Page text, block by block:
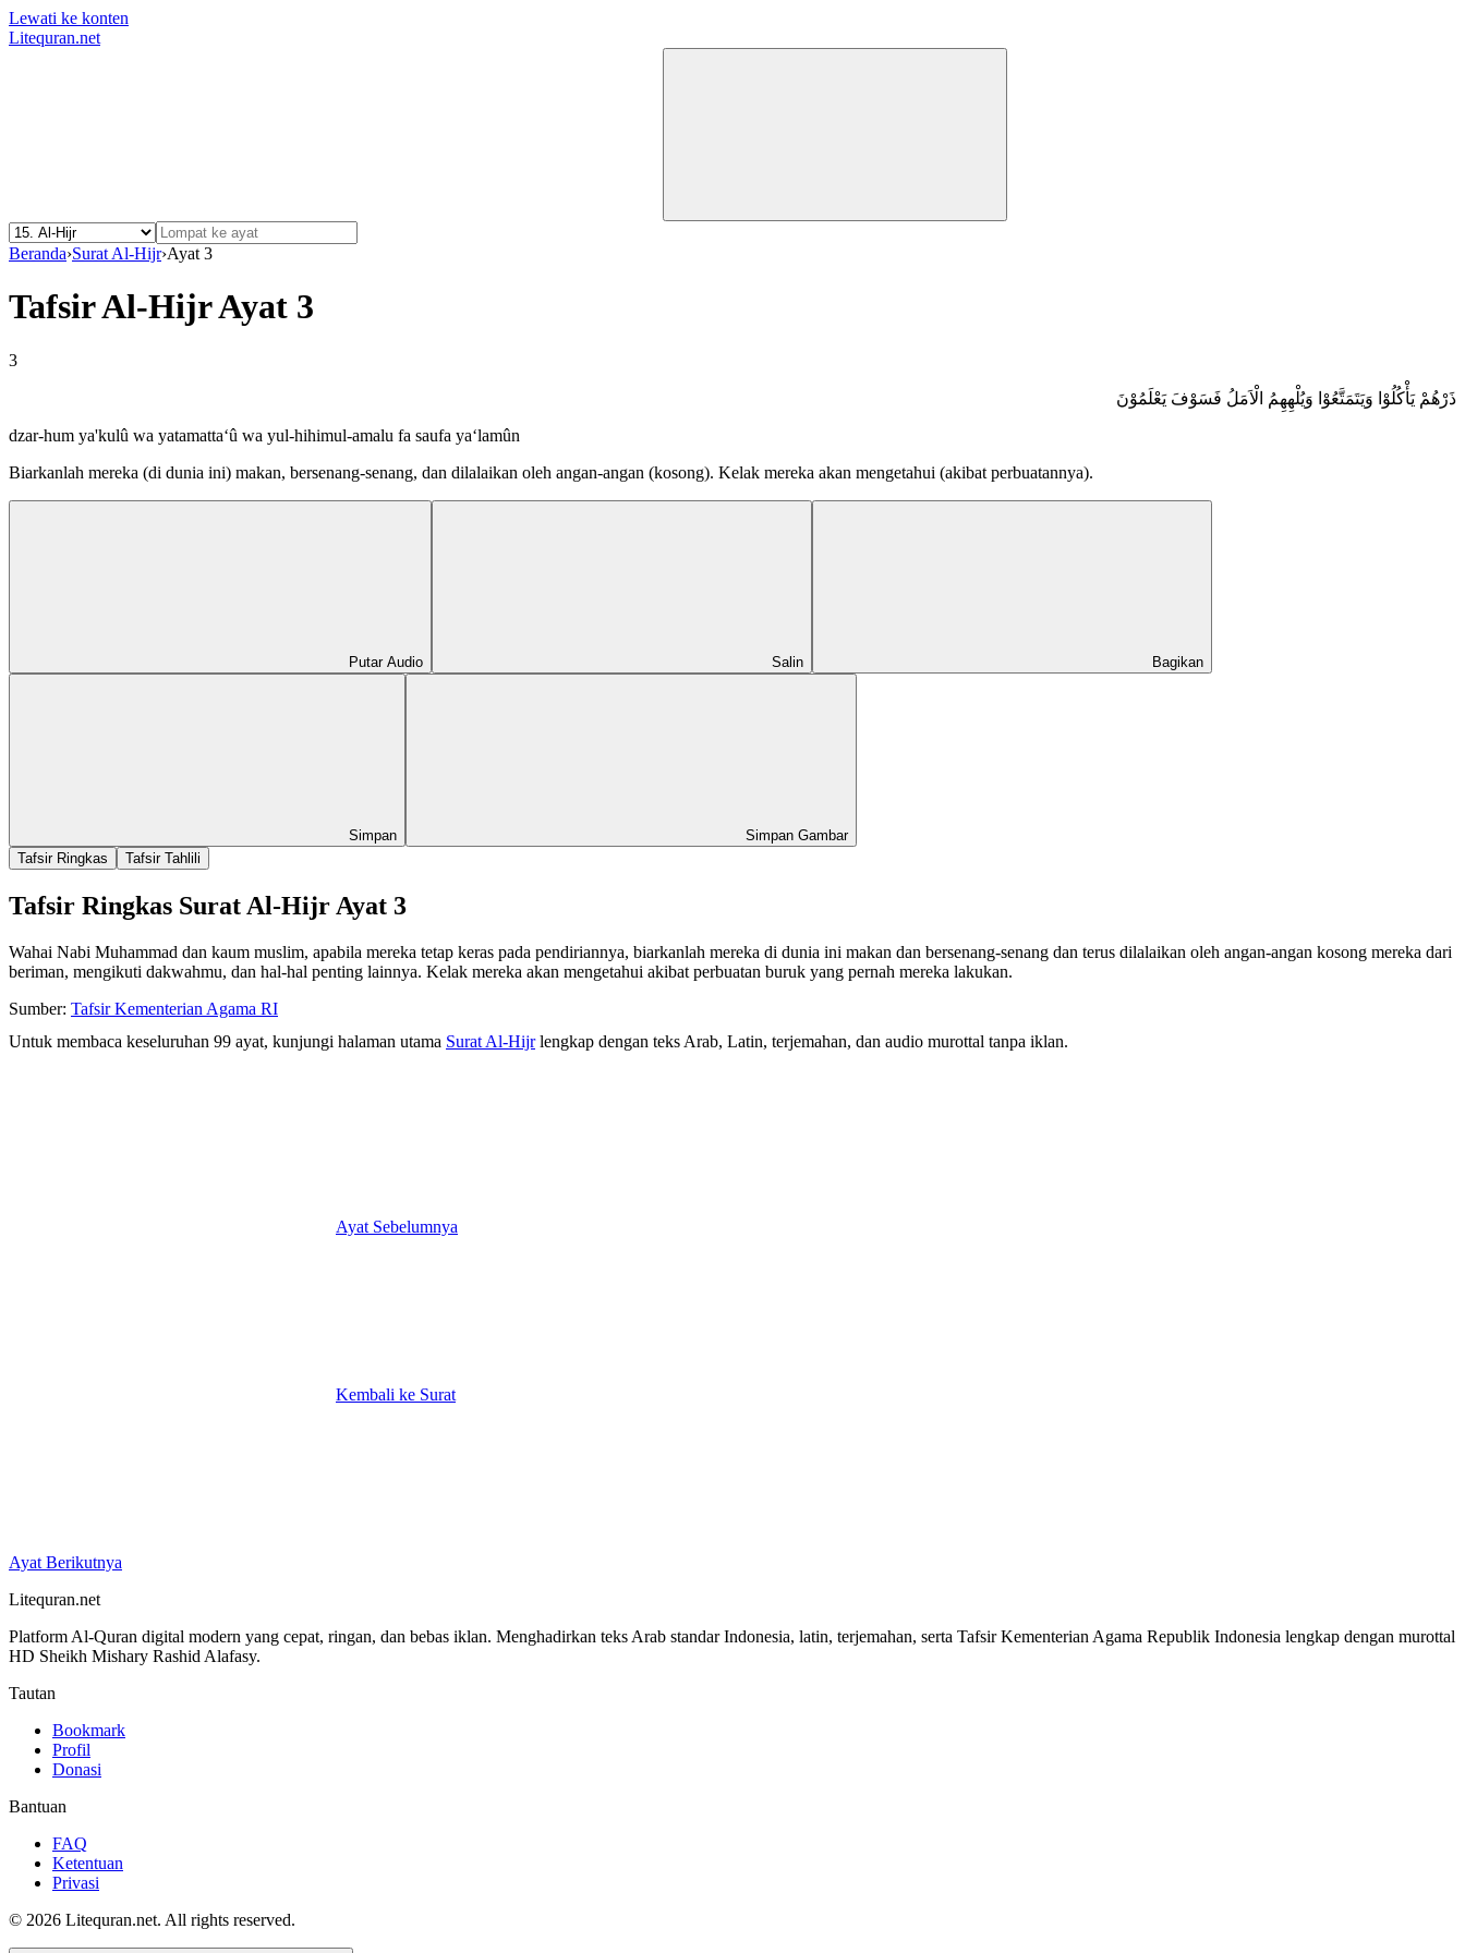
Lewati ke konten
Litequran.net
Beranda›Surat Al-Hijr›Ayat 3
Tafsir Al-Hijr Ayat 3
3
ذَرْهُمْ يَأْكُلُوْا وَيَتَمَتَّعُوْا وَيُلْهِهِمُ الْاَمَلُ فَسَوْفَ يَعْلَمُوْنَ
dzar-hum ya'kulû wa yatamatta‘û wa yul-hihimul-amalu fa saufa ya‘lamûn
Biarkanlah mereka (di dunia ini) makan, bersenang-senang, dan dilalaikan oleh angan-angan (kosong). Kelak mereka akan mengetahui (akibat perbuatannya).
Putar Audio Salin Bagikan
Simpan
Simpan Gambar
Tafsir Ringkas
Tafsir Tahlili
Tafsir Ringkas Surat Al-Hijr Ayat 3
Wahai Nabi Muhammad dan kaum muslim, apabila mereka tetap keras pada pendiriannya, biarkanlah mereka di dunia ini makan dan bersenang-senang dan terus dilalaikan oleh angan-angan kosong mereka dari
beriman, mengikuti dakwahmu, dan hal-hal penting lainnya. Kelak mereka akan mengetahui akibat perbuatan buruk yang pernah mereka lakukan.
Sumber: Tafsir Kementerian Agama RI
Untuk membaca keseluruhan 99 ayat, kunjungi halaman utama Surat Al-Hijrlengkap dengan teks Arab, Latin, terjemahan, dan audio murottal tanpa iklan.
Ayat Sebelumnya
Kembali ke Surat
Ayat Berikutnya
Litequran.net
Platform Al-Quran digital modern yang cepat, ringan, dan bebas iklan. Menghadirkan teks Arab standar Indonesia, latin, terjemahan, serta Tafsir Kementerian Agama Republik Indonesia lengkap dengan murottal
HD Sheikh Mishary Rashid Alafasy.
Tautan
Bookmark
Profil
Donasi
Bantuan
FAQ
Ketentuan
Privasi
© 2026 Litequran.net. All rights reserved.